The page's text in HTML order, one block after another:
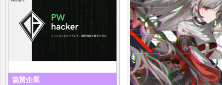
協賛企業